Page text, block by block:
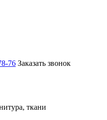
76 Заказать звонок
ткани